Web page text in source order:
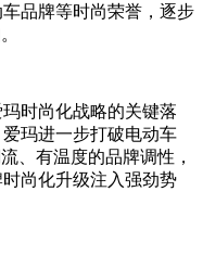
品牌等时尚荣誉，逐步
时尚化战略的关键落
玛进一步打破电动车
、有温度的品牌调性，
尚化升级注入强劲势